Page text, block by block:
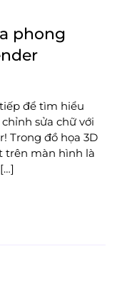
phong
Blender
để tìm hiểu
sửa chữ với
Trong đồ họa 3D
trên màn hình là